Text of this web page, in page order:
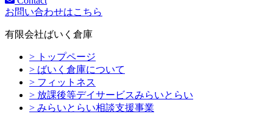
お問い合わせはこちら
有限会社ばいく倉庫
> トップページ
> ばいく倉庫について
> フィットネス
> 放課後等デイサービスみらいとらい
> みらいとらい相談支援事業